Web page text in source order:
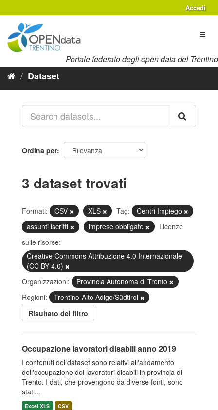
al
contenuto
Accedi
Portale federato degli open data del Trentino
Dataset
Ordina per
3 dataset trovati
Formati: CSV XLS Tag:
Centri Impiego
assunti iscritti
imprese obbligate
Licenze
sulle risorse:
Creative Commons Attribuzione 4.0 Internazionale
(CC BY 4.0)
Organizzazioni:
Provincia Autonoma di Trento
Regioni:
Trentino-Alto Adige/Südtirol
Risultato del filtro
Occupazione lavoratori disabili anno 2019
I contenuti del dataset sono relativi all'andamento
dell'occupazione dei lavoratori disabili in provincia di
Trento. I dati, che provengono da diverse fonti, sono
stati...
Excel XLS CSV